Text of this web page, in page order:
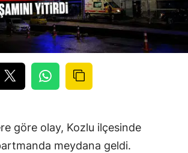
göre olay, Kozlu ilçesinde
meydana geldi.